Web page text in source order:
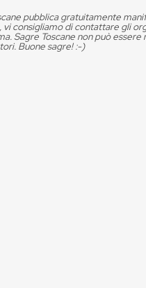
pubblica gratuitamente
vi consigliamo di contattare gli
Sagre Toscane non può
Buone sagre! :-)